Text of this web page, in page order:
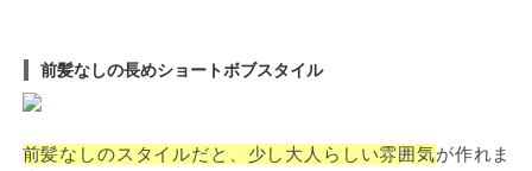
前髪なしの長めショートボブスタイル
前髪なしのスタイルだと、少し大人らしい雰囲気が作れま